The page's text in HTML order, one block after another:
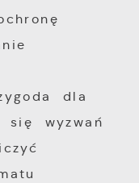
dla
wyzwań